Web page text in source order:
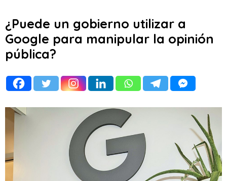
¿Puede un gobierno utilizar a
Google para manipular la opinión
pública?